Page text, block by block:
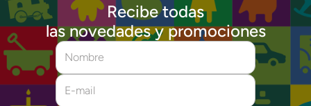
Recibe todas
las novedades y promociones